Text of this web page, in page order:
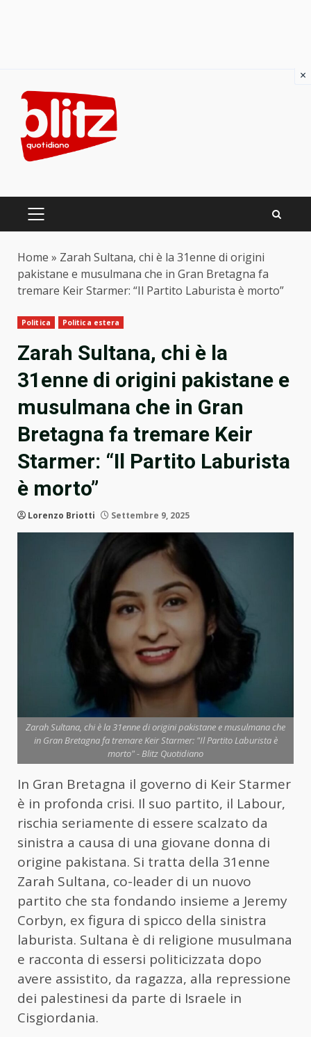
content
PRIMARY
Home » Zarah Sultana, chi è la 31enne di origini
pakistane e musulmana che in Gran Bretagna fa
tremare Keir Starmer: “Il Partito Laburista è morto”
Politica Politica estera
Zarah Sultana, chi è la
31enne di origini pakistane e
musulmana che in Gran
Bretagna fa tremare Keir
Starmer: “Il Partito Laburista
è morto”
Lorenzo Briotti Settembre 9, 2025
Zarah Sultana, chi è la 31enne di origini pakistane e musulmana che
in Gran Bretagna fa tremare Keir Starmer: "Il Partito Laburista è
morto" - Blitz Quotidiano
In Gran Bretagna il governo di Keir Starmer
è in profonda crisi. Il suo partito, il Labour,
rischia seriamente di essere scalzato da
sinistra a causa di una giovane donna di
origine pakistana. Si tratta della 31enne
Zarah Sultana, co-leader di un nuovo
partito che sta fondando insieme a Jeremy
Corbyn, ex figura di spicco della sinistra
laburista. Sultana è di religione musulmana
e racconta di essersi politicizzata dopo
avere assistito, da ragazza, alla repressione
dei palestinesi da parte di Israele in
Cisgiordania.
×